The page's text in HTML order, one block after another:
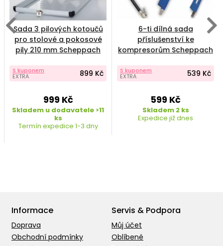
Sada 3 pilových kotoučů
pro stolové a pokosové
pily 210 mm Scheppach
S kuponem
EXTRA 899 Kč
999 Kč
Skladem u dodavatele >11
ks
Termín expedice 1-3 dny
6-ti dílná sada
příslušenství ke
kompresorům Scheppach
S kuponem
EXTRA 539 Kč
599 Kč
Skladem 2 ks
Expedice již dnes
Informace
Doprava
Obchodní podmínky
Servis & Podpora
Můj účet
Oblíbené